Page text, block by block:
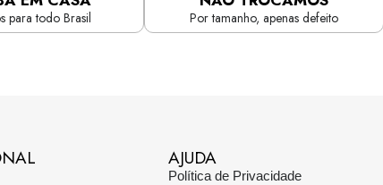
para todo Brasil Por tamanho, apenas defeito
AJUDA
Política de Privacidade